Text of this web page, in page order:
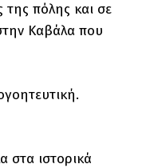
της πόλης και σε
Καβάλα που
στα ιστορικά